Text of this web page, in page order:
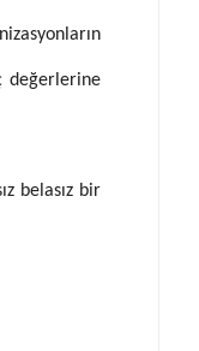
değerlerine
belasız bir